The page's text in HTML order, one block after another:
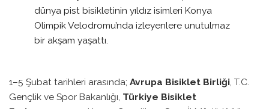
dünya pist bisikletinin yıldız isimleri Konya
Olimpik Velodromu’nda izleyenlere unutulmaz
bir akşam yaşattı.
1–5 Şubat tarihleri arasında; Avrupa Bisiklet Birliği, T.C.
Gençlik ve Spor Bakanlığı, Türkiye Bisiklet